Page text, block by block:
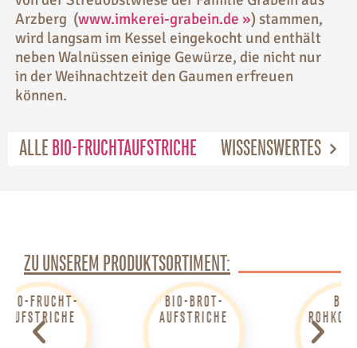
Arzberg (www.imkerei-grabein.de ») stammen,
wird langsam im Kessel eingekocht und enthält
neben Walnüssen einige Gewürze, die nicht nur
in der Weihnachtzeit den Gaumen erfreuen
können.
ALLE BIO-FRUCHTAUFSTRICHE WISSENSWERTES
ZU UNSEREM PRODUKTSORTIMENT:
BIO-BROT­
AUFSTRICHE
BIO-
ROHKOST-ÖLE